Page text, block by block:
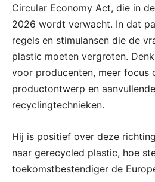
Circular Economy Act, die in
2026 wordt verwacht. In dat
regels en stimulansen die de
plastic moeten vergroten.
voor producenten, meer focus
productontwerp en
recyclingtechnieken.
Hij is positief over deze
naar gerecycled plastic, hoe
toekomstbestendiger de